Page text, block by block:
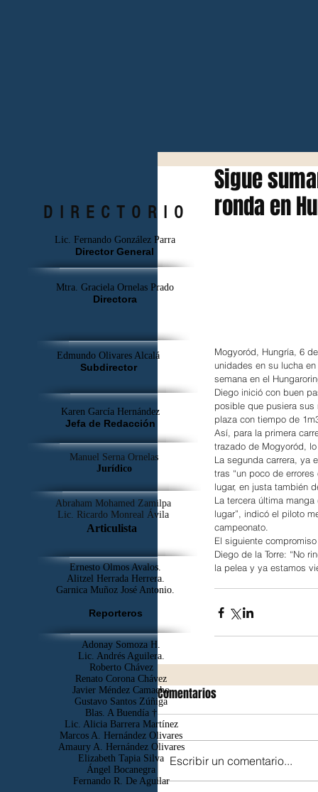
Sigue
ronda en
Mogyoród, Hungría, 6
unidades en su lucha
semana en el
Diego inició con buen
posible que pusiera
plaza con tiempo de
Así, para la primera
trazado de Mogyoród,
La segunda carrera, ya
tras “un poco de
lugar, en justa también
La tercera última
lugar”, indicó el piloto
campeonato.
El siguiente
Diego de la Torre: “No
la pelea y ya estamos
Comentarios
Escribir un comentario...
DIRECTORIO
Lic. Fernando González Parra
Director General
Mtra. Graciela Ornelas Prado
Directora
Edmundo Olivares Alcalá
Subdirector
Karen García Hernández
Jefa de Redacción
Manuel Serna Ornelas
Jurídico
Abraham Mohamed Zamilpa
Lic. Ricardo Monreal Ávila
Articulista
Ernesto Olmos Avalos.
Alitzel Herrada Herrera.
Garnica Muñoz José Antonio.
Reporteros
Adonay Somoza H.
Lic. Andrés Aguilera.
Roberto Chávez
Renato Corona Chávez
Javier Méndez Camacho
Gustavo Santos Zúñiga
Blas. A Buendía †
​Lic. Alicia Barrera Martínez
Marcos A. Hernández Olivares
Amaury A. Hernández Olivares
Elizabeth Tapia Silva
Ángel Bocanegra
Fernando R. De Aguilar